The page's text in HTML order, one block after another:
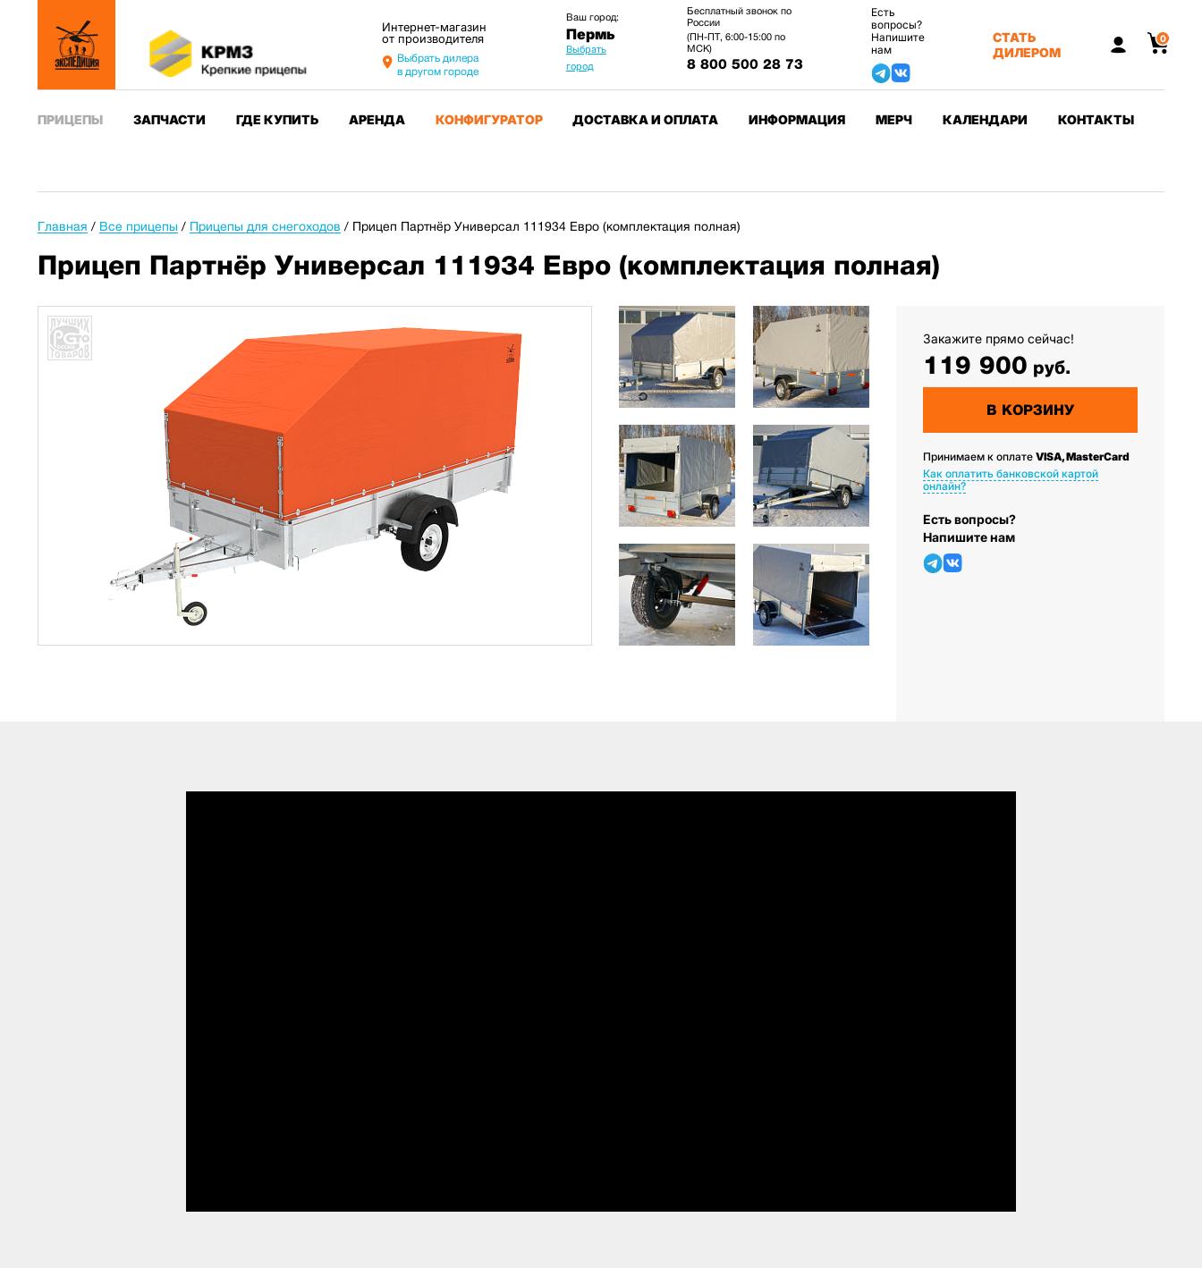
Интернет-магазин
от производителя
Выбрать дилера
в другом городе
Ваш город:
Пермь
Выбрать
город
Бесплатный звонок по
России
(ПН-ПТ, 6:00-15:00 по
МСК)
8 800 500 28 73
Есть
вопросы?
Напишите
нам
СТАТЬ
ДИЛЕРОМ
0
ПРИЦЕПЫ ЗАПЧАСТИ ГДЕ КУПИТЬ АРЕНДА КОНФИГУРАТОР ДОСТАВКА И ОПЛАТА ИНФОРМАЦИЯ МЕРЧ КАЛЕНДАРИ КОНТАКТЫ
Главная / Все прицепы / Прицепы для снегоходов / Прицеп Партнёр Универсал 111934 Евро (комплектация полная)
Прицеп Партнёр Универсал 111934 Евро (комплектация полная)
Закажите прямо сейчас!
119 900 руб.
В КОРЗИНУ
Принимаем к оплате VISA, MasterCard
Как оплатить банковской картой
онлайн?
Есть вопросы?
Напишите нам